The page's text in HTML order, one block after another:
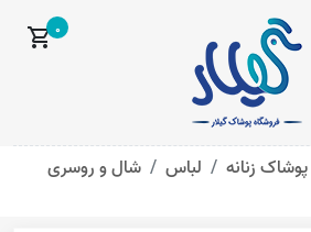
shopping_cart0
پوشاک زنانه لباس
شال و روسری